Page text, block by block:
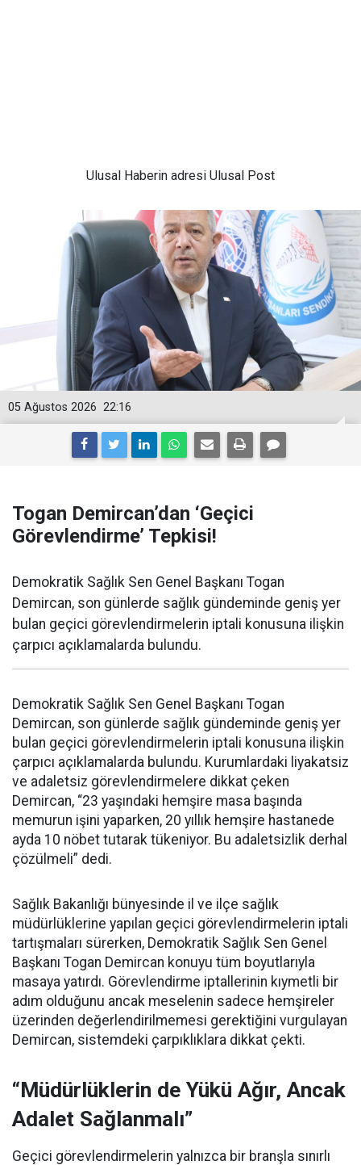
Ulusal Haberin adresi Ulusal Post
22:16
05 Ağustos 2026
Togan Demircan’dan ‘Geçici
Görevlendirme’ Tepkisi!
Demokratik Sağlık Sen Genel Başkanı Togan
Demircan, son günlerde sağlık gündeminde geniş yer
bulan geçici görevlendirmelerin iptali konusuna ilişkin
çarpıcı açıklamalarda bulundu.
Demokratik Sağlık Sen Genel Başkanı Togan
Demircan, son günlerde sağlık gündeminde geniş yer
bulan geçici görevlendirmelerin iptali konusuna ilişkin
çarpıcı açıklamalarda bulundu. Kurumlardaki liyakatsiz
ve adaletsiz görevlendirmelere dikkat çeken
Demircan, “23 yaşındaki hemşire masa başında
memurun işini yaparken, 20 yıllık hemşire hastanede
ayda 10 nöbet tutarak tükeniyor. Bu adaletsizlik derhal
çözülmeli” dedi.
Sağlık Bakanlığı bünyesinde il ve ilçe sağlık
müdürlüklerine yapılan geçici görevlendirmelerin iptali
tartışmaları sürerken, Demokratik Sağlık Sen Genel
Başkanı Togan Demircan konuyu tüm boyutlarıyla
masaya yatırdı. Görevlendirme iptallerinin kıymetli bir
adım olduğunu ancak meselenin sadece hemşireler
üzerinden değerlendirilmemesi gerektiğini vurgulayan
Demircan, sistemdeki çarpıklıklara dikkat çekti.
“Müdürlüklerin de Yükü Ağır, Ancak
Adalet Sağlanmalı”
Geçici görevlendirmelerin yalnızca bir branşla sınırlı